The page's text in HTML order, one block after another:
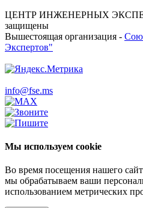
ЦЕНТР ИНЖЕНЕРНЫХ
защищены
Вышестоящая организация -
Экспертов"
info@fse.ms
Мы используем cookie
Во время посещения нашего
мы обрабатываем ваши
использованием метрических